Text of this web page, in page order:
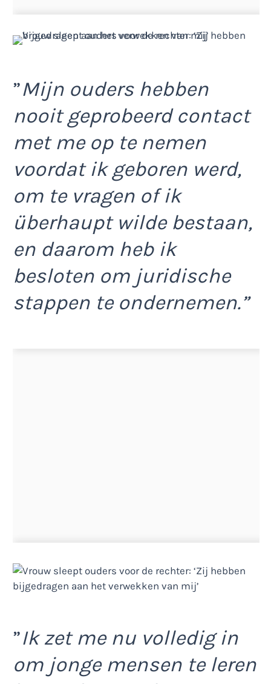
”Mijn ouders hebben
nooit geprobeerd contact
met me op te nemen
voordat ik geboren werd,
om te vragen of ik
überhaupt wilde bestaan,
en daarom heb ik
besloten om juridische
stappen te ondernemen.”
”Ik zet me nu volledig in
om jonge mensen te leren